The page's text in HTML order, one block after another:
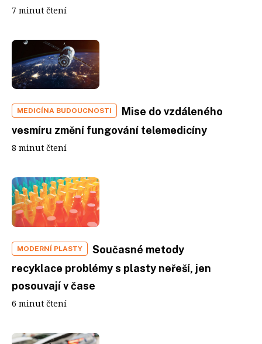
7 minut čtení
MEDICÍNA BUDOUCNOSTI
Mise do vzdáleného
vesmíru změní fungování telemedicíny
8 minut čtení
MODERNÍ PLASTY
Současné metody
recyklace problémy s plasty neřeší, jen
posouvají v čase
6 minut čtení